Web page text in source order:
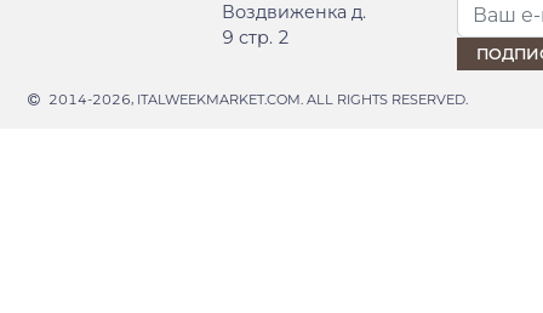
Воздвиженка д.
9 стр. 2
2014-2026, ITALWEEKMARKET.COM. ALL RIGHTS RESERVED.